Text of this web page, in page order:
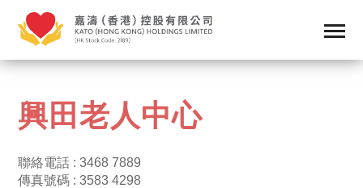
興田老人中心
聯絡電話 : 3468 7889
傳真號碼 : 3583 4298